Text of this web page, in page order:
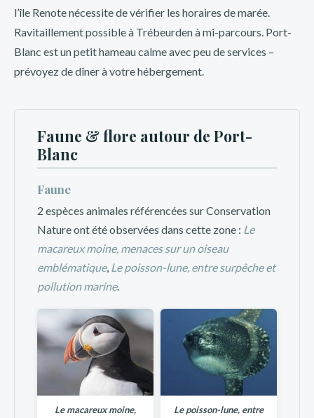
l’île Renote nécessite de vérifier les horaires de marée.
Ravitaillement possible à Trébeurden à mi-parcours. Port-
Blanc est un petit hameau calme avec peu de services –
prévoyez de dîner à votre hébergement.
Faune & flore autour de Port-
Blanc
Faune
2 espèces animales référencées sur Conservation
Nature ont été observées dans cette zone : Le
macareux moine, menaces sur un oiseau
emblématique, Le poisson-lune, entre surpêche et
pollution marine.
Le macareux moine,
Le poisson-lune, entre